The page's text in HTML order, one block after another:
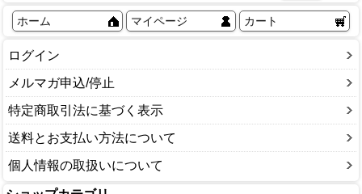
ホーム マイページ カート
ログイン
メルマガ申込/停止
特定商取引法に基づく表示
送料とお支払い方法について
個人情報の取扱いについて